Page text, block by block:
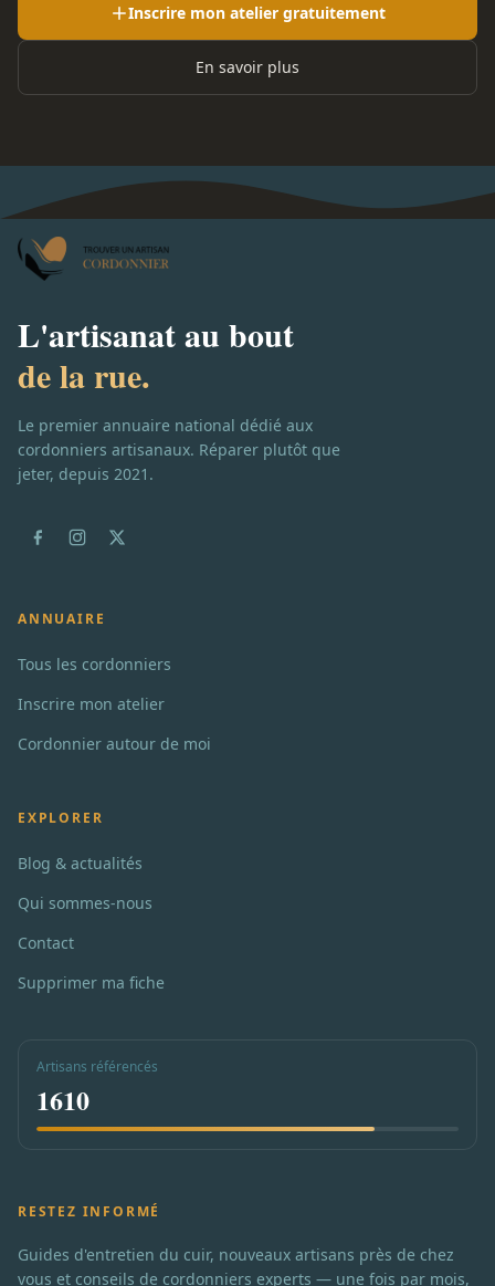
Inscrire mon atelier gratuitement
En savoir plus
L'artisanat au bout
de la rue.
Le premier annuaire national dédié aux
cordonniers artisanaux. Réparer plutôt que
jeter, depuis 2021.
ANNUAIRE
Tous les cordonniers
Inscrire mon atelier
Cordonnier autour de moi
EXPLORER
Blog & actualités
Qui sommes-nous
Contact
Supprimer ma fiche
Artisans référencés
1610
RESTEZ INFORMÉ
Guides d'entretien du cuir, nouveaux artisans près de chez
vous et conseils de cordonniers experts — une fois par mois,